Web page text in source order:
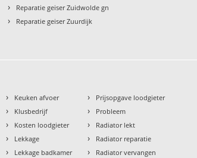
› Reparatie geiser Zuidwolde gn
› Reparatie geiser Zuurdijk
› Keuken afvoer
› Klusbedrijf
› Kosten loodgieter
› Lekkage
› Lekkage badkamer
› Prijsopgave loodgieter
› Probleem
› Radiator lekt
› Radiator reparatie
› Radiator vervangen